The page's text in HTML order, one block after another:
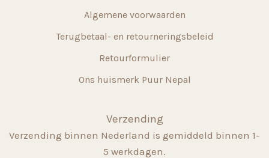
Algemene voorwaarden
Terugbetaal- en retourneringsbeleid
Retourformulier
Ons huismerk Puur Nepal
Verzending
Verzending binnen Nederland is gemiddeld binnen 1-
5 werkdagen.